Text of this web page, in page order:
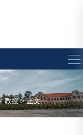
教授> 正文